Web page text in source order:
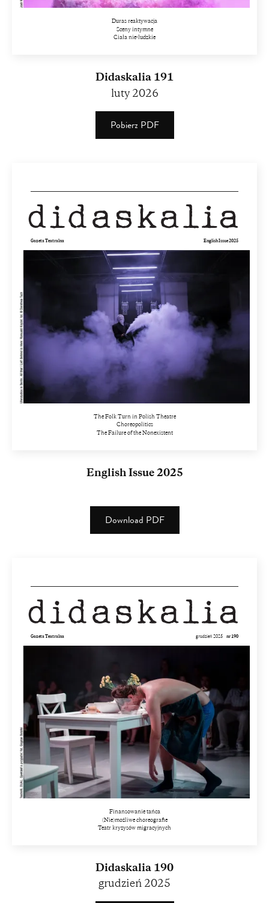
Duras reaktywacja
Sceny intymne
Ciała nie-ludzkie
Didaskalia 191
luty 2026
Pobierz PDF
(3.06
Gazeta Teatralna English Issue 2025
The Folk Turn in Polish Theatre
Choreopolitics
The Failure of the Nonexistent
English Issue 2025
Download PDF
(1.82
Gazeta Teatralna grudzień 2025 nr 190
Finansowanie tańca
(Nie)możliwe choreografie
Teatr kryzysów migracyjnych
Didaskalia 190
grudzień 2025